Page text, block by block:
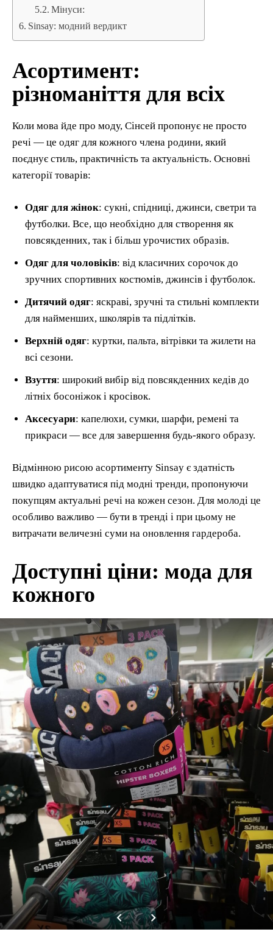
Мінуси:
Sinsay: модний вердикт
Асортимент:
різноманіття для всіх
Коли мова йде про моду, Сінсей пропонує не просто
речі — це одяг для кожного члена родини, який
поєднує стиль, практичність та актуальність. Основні
категорії товарів:
Одяг для жінок: сукні, спідниці, джинси, светри та
футболки. Все, що необхідно для створення як
повсякденних, так і більш урочистих образів.
Одяг для чоловіків: від класичних сорочок до
зручних спортивних костюмів, джинсів і футболок.
Дитячий одяг: яскраві, зручні та стильні комплекти
для найменших, школярів та підлітків.
Верхній одяг: куртки, пальта, вітрівки та жилети на
всі сезони.
Взуття: широкий вибір від повсякденних кедів до
літніх босоніжок і кросівок.
Аксесуари: капелюхи, сумки, шарфи, ремені та
прикраси — все для завершення будь-якого образу.
Відмінною рисою асортименту Sinsay є здатність
швидко адаптуватися під модні тренди, пропонуючи
покупцям актуальні речі на кожен сезон. Для молоді це
особливо важливо — бути в тренді і при цьому не
витрачати величезні суми на оновлення гардероба.
Доступні ціни: мода для
кожного